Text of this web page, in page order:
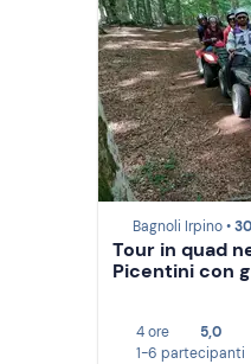
Bagnoli Irpino •
Tour in quad
Picentini con
4 ore
5,0
1-6 partecipanti